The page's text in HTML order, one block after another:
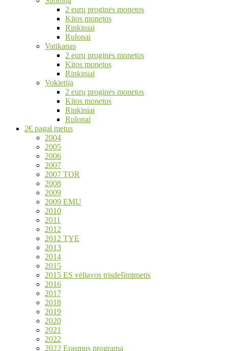
2 eurų proginės monetos
Kitos monetos
Rinkiniai
Rulonai
Vatikanas
2 eurų proginės monetos
Kitos monetos
Rinkiniai
Vokietija
2 eurų proginės monetos
Kitos monetos
Rinkiniai
Rulonai
2€ pagal metus
2004
2005
2006
2007
2007 TOR
2008
2009
2009 EMU
2010
2011
2012
2012 TYE
2013
2014
2015
2015 ES vėliavos trisdešimtmetis
2016
2017
2018
2019
2020
2021
2022
2022 Erasmus programa